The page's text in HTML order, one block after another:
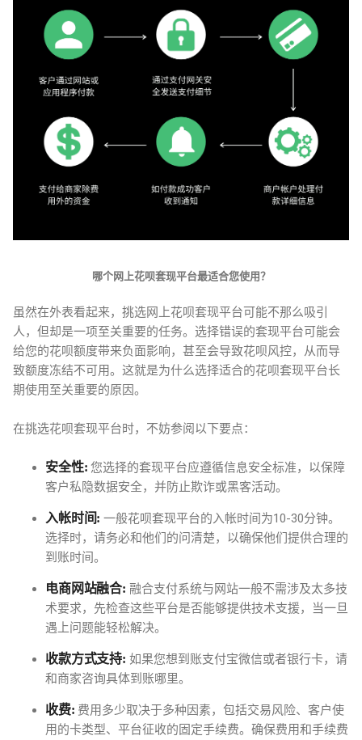
哪个网上花呗套现平台最适合您使用？
虽然在外表看起来，挑选网上花呗套现平台可能不那么吸引
人，但却是一项至关重要的任务。选择错误的套现平台可能会
给您的花呗额度带来负面影响，甚至会导致花呗风控，从而导
致额度冻结不可用。这就是为什么选择适合的花呗套现平台长
期使用至关重要的原因。
在挑选花呗套现平台时，不妨参阅以下要点：
安全性: 您选择的套现平台应遵循信息安全标准，以保障
客户私隐数据安全，并防止欺诈或黑客活动。
入帐时间: 一般花呗套现平台的入帐时间为10-30分钟。
选择时，请务必和他们的问清楚，以确保他们提供合理的
到账时间。
电商网站融合: 融合支付系统与网站一般不需涉及太多技
术要求，先检查这些平台是否能够提供技术支援，当一旦
遇上问题能轻松解决。
收款方式支持: 如果您想到账支付宝微信或者银行卡，请
和商家咨询具体到账哪里。
收费: 费用多少取决于多种因素，包括交易风险、客户使
用的卡类型、平台征收的固定手续费。确保费用和手续费